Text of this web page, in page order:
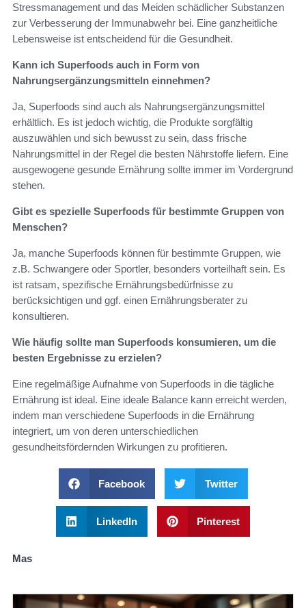
Stressmanagement und das Meiden schädlicher Substanzen
zur Verbesserung der Immunabwehr bei. Eine ganzheitliche
Lebensweise ist entscheidend für die Gesundheit.
Kann ich Superfoods auch in Form von
Nahrungsergänzungsmitteln einnehmen?
Ja, Superfoods sind auch als Nahrungsergänzungsmittel
erhältlich. Es ist jedoch wichtig, die Produkte sorgfältig
auszuwählen und sich bewusst zu sein, dass frische
Nahrungsmittel in der Regel die besten Nährstoffe liefern. Eine
ausgewogene gesunde Ernährung sollte immer im Vordergrund
stehen.
Gibt es spezielle Superfoods für bestimmte Gruppen von
Menschen?
Ja, manche Superfoods können für bestimmte Gruppen, wie
z.B. Schwangere oder Sportler, besonders vorteilhaft sein. Es
ist ratsam, spezifische Ernährungsbedürfnisse zu
berücksichtigen und ggf. einen Ernährungsberater zu
konsultieren.
Wie häufig sollte man Superfoods konsumieren, um die
besten Ergebnisse zu erzielen?
Eine regelmäßige Aufnahme von Superfoods in die tägliche
Ernährung ist ideal. Eine ideale Balance kann erreicht werden,
indem man verschiedene Superfoods in die Ernährung
integriert, um von deren unterschiedlichen
gesundheitsfördernden Wirkungen zu profitieren.
Facebook Twitter
LinkedIn Pinterest
Mas